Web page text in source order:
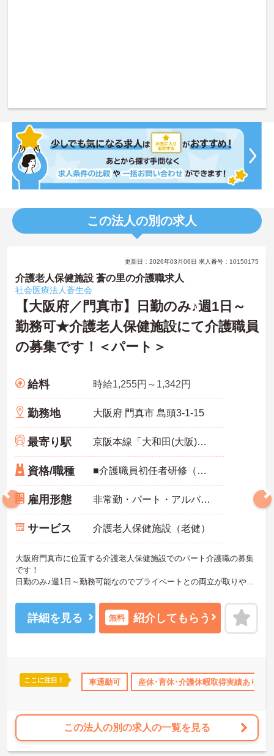
この法人の別の求人
日勤のみ 年間休日110日以上 ブランクOK 産休･育休･介護
更新日：2026年03月06日 求人番号：10150175
介護老人保健施設 蒼の里の介護職求人
社会医療法人蒼生会
【大阪府／門真市】日勤のみ♪週1日～
勤務可★介護老人保健施設にて介護職員
の募集です！＜パート＞
給料 時給1,255円～1,342円
勤務地 大阪府 門真市 島頭3-1-15
最寄り駅 京阪本線「大和田(大阪)駅」バス・車10分
資格/職種 ■介護職員初任者研修（ヘルパー2級）以上、介護福祉士 いずれか必須 ■経験必須
雇用形態 非常勤・パート・アルバイト
サービス 介護老人保健施設（老健）
大阪府門真市に位置する介護老人保健施設でのパート介護職の募集
です！
日勤のみ♪週1日～勤務可能なのでプライベートとの両立が取りやす
興味をお持ちの方はお気軽にお問い合わせ下さい！さらに詳細など
お伝えします！
詳細を見る 無料 紹介してもらう
ここに注目！ 車通勤可 産休･育休･介護休暇取得実績あり
この法人の別の求人の一覧を見る